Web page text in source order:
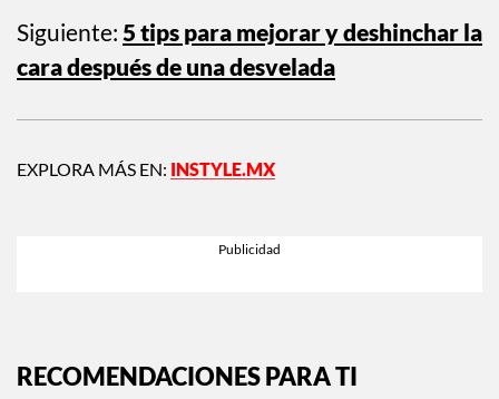
Siguiente: 5 tips para mejorar y deshinchar la
cara después de una desvelada
EXPLORA MÁS EN: INSTYLE.MX
RECOMENDACIONES PARA TI